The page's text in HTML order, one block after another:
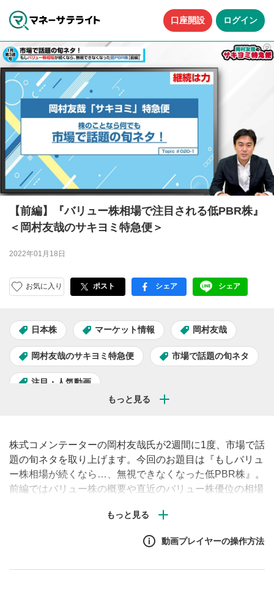
口座開設 ログイン
【前編】『バリュー株相場で注目される低PBR株』
＜岡村友哉のサキヨミ特急便＞
2022年01月18日
お気に入り ポスト facebook
シェア LINE
シェア
日本株 マーケット情報 岡村友哉
岡村友哉のサキヨミ特急便 市場で話題の旬ネタ
注目・人気動画
株式コメンテーターの岡村友哉氏が2週間に1度、市場で話
題の旬ネタを取り上げます。今回のお題目は『もしバリュ
ー株相場が続くなら…、無視できなくなった低PBR株』。
前編ではバリュー株の概要や直近のバリュー株優位の相場
動画プレイヤーの操作方法